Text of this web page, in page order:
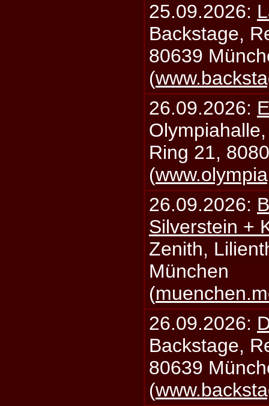
25.09.2026:
Backstage,
80639
(
26.09.2026:
Ring 21,
(
26.09.2026:
Silverstein +
Zenith,
München
(
26.09.2026:
Backstage,
80639
(